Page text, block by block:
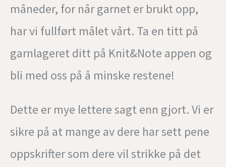
måneder, for når garnet er brukt opp,
har vi fullført målet vårt. Ta en titt på
garnlageret ditt på Knit&Note appen og
bli med oss på å minske restene!
Dette er mye lettere sagt enn gjort. Vi er
sikre på at mange av dere har sett pene
oppskrifter som dere vil strikke på det